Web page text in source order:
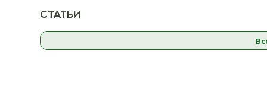
ост. 20
07
СТАТЬИ